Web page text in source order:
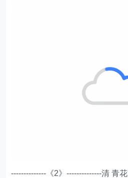
--------------《2》--------------清 青